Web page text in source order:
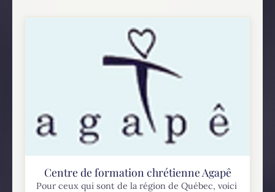
Centre de formation chrétienne Agapê
Pour ceux qui sont de la région de Québec, voici